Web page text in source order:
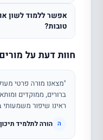
אפשר ללמוד לשון
טובות?
חוות דעת על
"מצאנו מורה פרטי
ברורים, ממוקדים
ראינו שיפור משמעותי
ה הורה לתלמיד תיכון